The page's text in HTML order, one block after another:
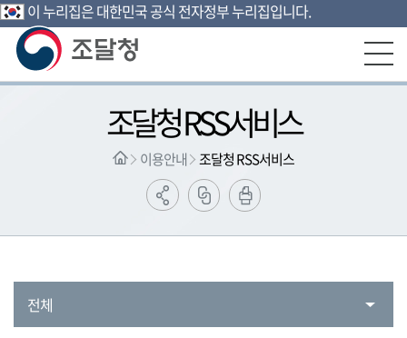
본문영역 바로가기
메인메뉴 바로가기
하단링크 바로가기
이 누리집은 대한민국 공식 전자정부 누리집입니다.
조달청 RSS서비스
이용안내 조달청 RSS서비스
전체